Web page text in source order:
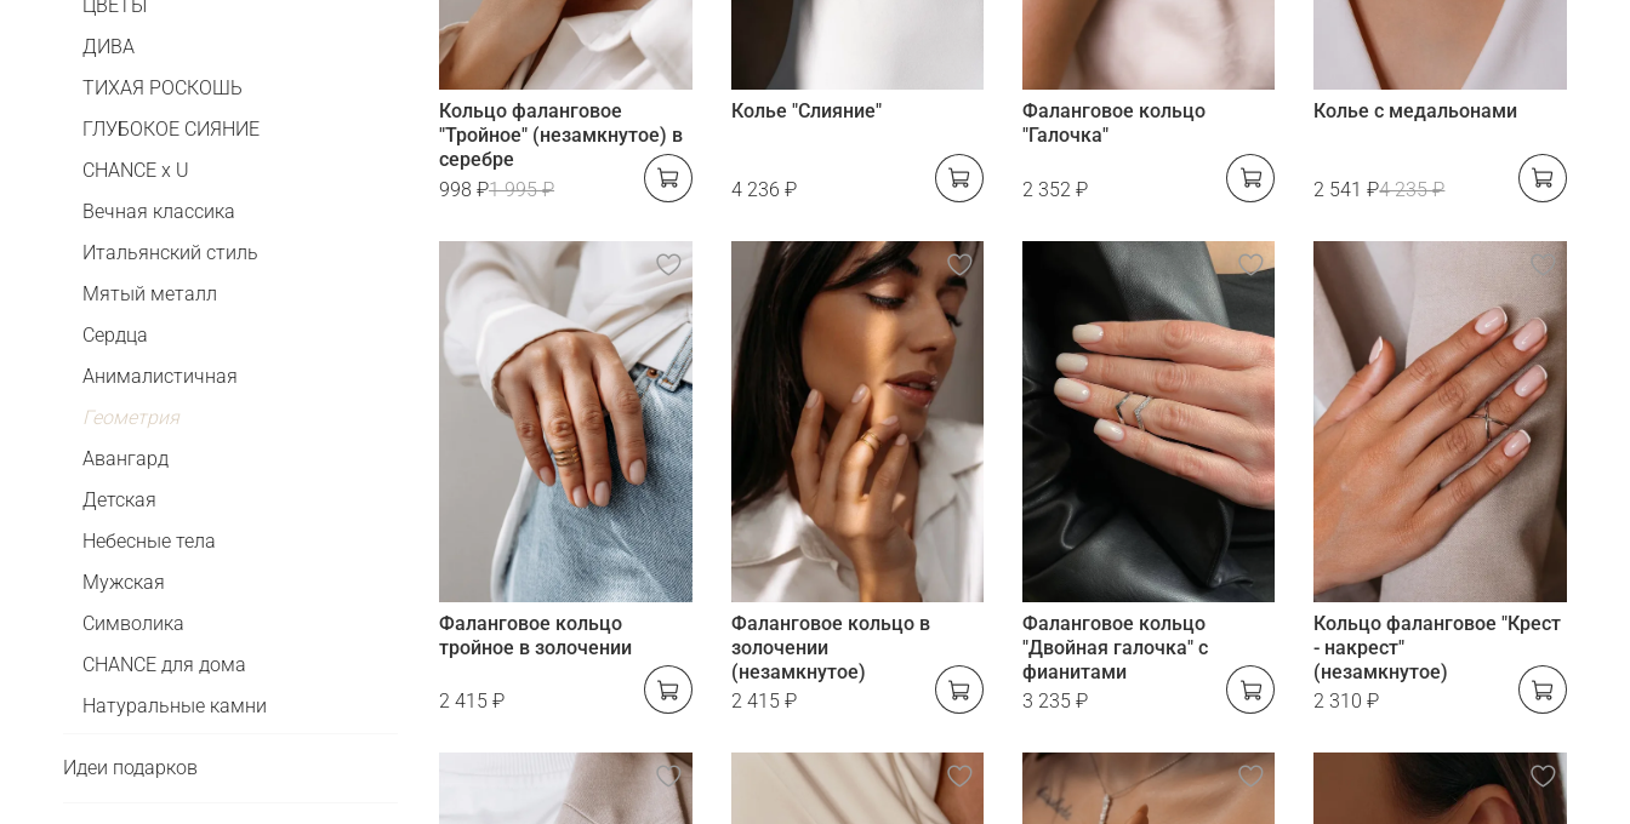
Кольцо фаланговое
"Тройное" (незамкнутое) в
серебре
998 ₽1 995 ₽
Колье "Слияние"
4 236 ₽
Фаланговое кольцо
"Галочка"
2 352 ₽
Колье с медальонами
2 541 ₽4 235 ₽
Фаланговое кольцо
тройное в золочении
2 415 ₽
Фаланговое кольцо в
золочении
(незамкнутое)
2 415 ₽
Фаланговое кольцо
"Двойная галочка" с
фианитами
3 235 ₽
Кольцо фаланговое "Крест
- накрест"
(незамкнутое)
2 310 ₽
ЦВЕТЫ
ДИВА
ТИХАЯ РОСКОШЬ
ГЛУБОКОЕ СИЯНИЕ
CHANCE x U
Вечная классика
Итальянский стиль
Мятый металл
Сердца
Анималистичная
Геометрия
Авангард
Детская
Небесные тела
Мужская
Символика
CHANCE для дома
Натуральные камни
Идеи подарков